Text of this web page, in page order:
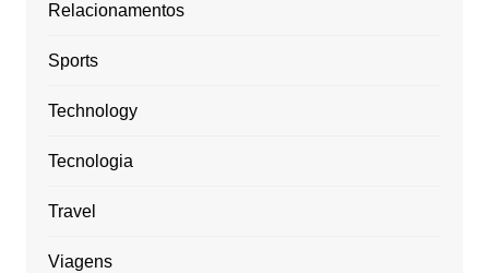
Relacionamentos
Sports
Technology
Tecnologia
Travel
Viagens